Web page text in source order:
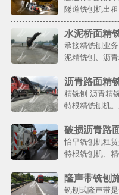
隧道铣刨机出租
水泥桥面精
承接精铣刨业
泥精铣刨、沥青
沥青路面精
精铣刨 沥青精
特根精铣刨机。
破损沥青路
怡早铣刨机租
特根铣刨机、精
隆声带铣刨
铣刨式隆声带